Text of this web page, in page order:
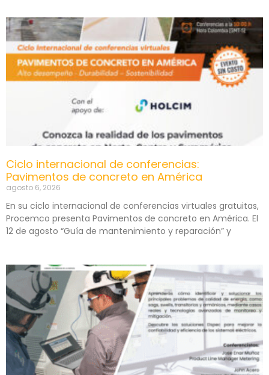
Ciclo internacional de conferencias:
Pavimentos de concreto en América
agosto 6, 2026
En su ciclo internacional de conferencias virtuales gratuitas,
Procemco presenta Pavimentos de concreto en América. El
12 de agosto “Guía de mantenimiento y reparación” y